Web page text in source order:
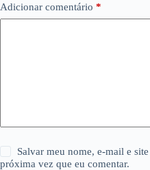
Adicionar comentário *
Salvar meu nome, e-mail e
próxima vez que eu comentar.